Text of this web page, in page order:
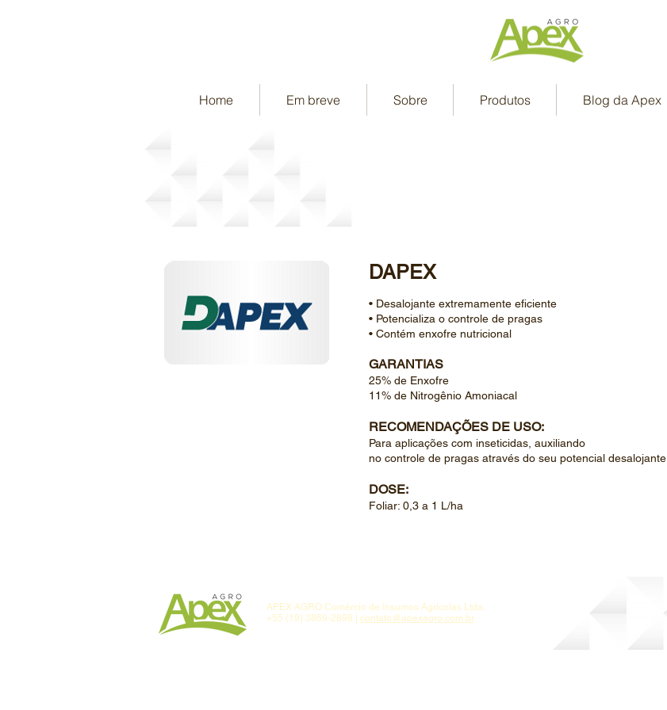
Home Em breve Sobre Produtos Blog da Apex
DAPEX
• Desalojante extremamente eficiente
• Potencializa o controle de pragas
• Contém enxofre nutricional
GARANTIAS
25% de Enxofre
11% de Nitrogênio Amoniacal
RECOMENDAÇÕES DE USO:
Para aplicações com inseticidas, auxiliando
no controle de pragas através do seu potencial desalojante.
DOSE:
Foliar: 0,3 a 1 L/ha
APEX AGRO Comércio de Insumos Agrícolas Ltda.
+55 (19) 3869-2898 | contato@apexagro.com.br